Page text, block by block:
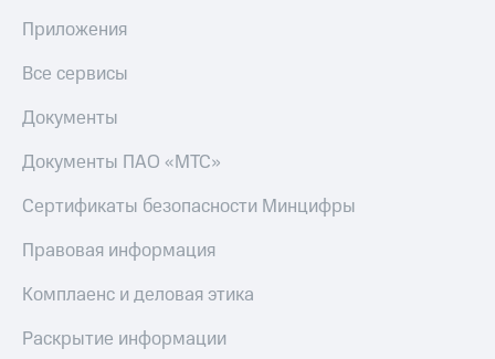
номер
автоплатежа
Пополнить
другого
Оплата
интернета
ТВ
Приложения
Все сервисы
Документы
Документы ПАО «МТС»
Сертификаты безопасности Минцифры
Правовая информация
Комплаенс и деловая этика
Раскрытие информации